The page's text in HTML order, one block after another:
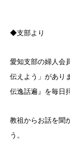
◆支部より
愛知支部の婦人会
伝えよう」があり
伝逸話遍』を毎日
教祖からお話を聞
う。